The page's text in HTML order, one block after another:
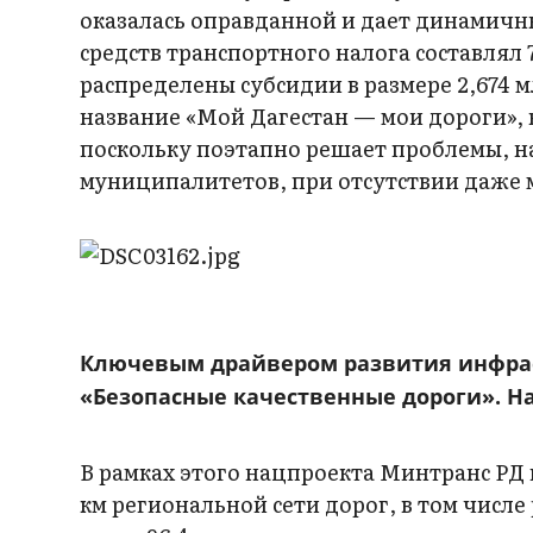
оказалась оправданной и дает
средств транспортного налога
распределены субсидии в размере 2,674
название «Мой Дагестан — мои
поскольку поэтапно решает проблемы,
муниципалитетов, при отсутствии
Ключевым драйвером развития
«Безопасные качественные дороги».
В рамках этого нацпроекта Минтранс
км региональной сети дорог, в том